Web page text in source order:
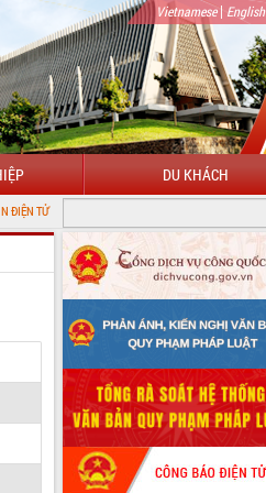
Vietnamese| English
DU KHÁCH
ĐẮK LẮK